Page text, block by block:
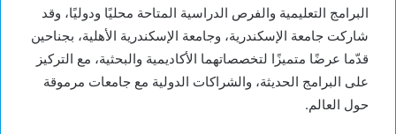
البرامج التعليمية والفرص الدراسية المتاحة محليًا ودوليًا، وقد
شاركت جامعة الإسكندرية، وجامعة الإسكندرية الأهلية، بجناحين
قدّما عرضًا متميزًا لتخصصاتهما الأكاديمية والبحثية، مع التركيز
على البرامج الحديثة، والشراكات الدولية مع جامعات مرموقة
حول العالم.